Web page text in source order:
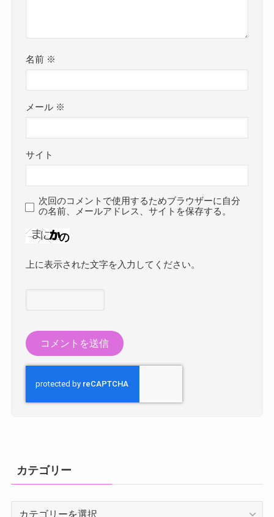
名前 ※
メール ※
サイト
次回のコメントで使用するためブラウザーに自分
の名前、メールアドレス、サイトを保存する。
上に表示された文字を入力してください。
カテゴリー